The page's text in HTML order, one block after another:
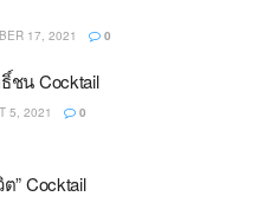
17, 2021 0
ชน Cocktail
5, 2021 0
” Cocktail